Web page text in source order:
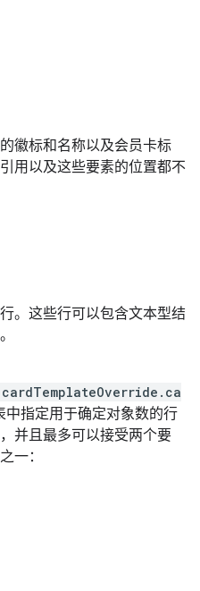
徽标和名称以及会员卡标
用以及这些要素的位置都不
。这些行可以包含文本型结
中指定用于确定对象数的行
并且最多可以接受两个要
一：